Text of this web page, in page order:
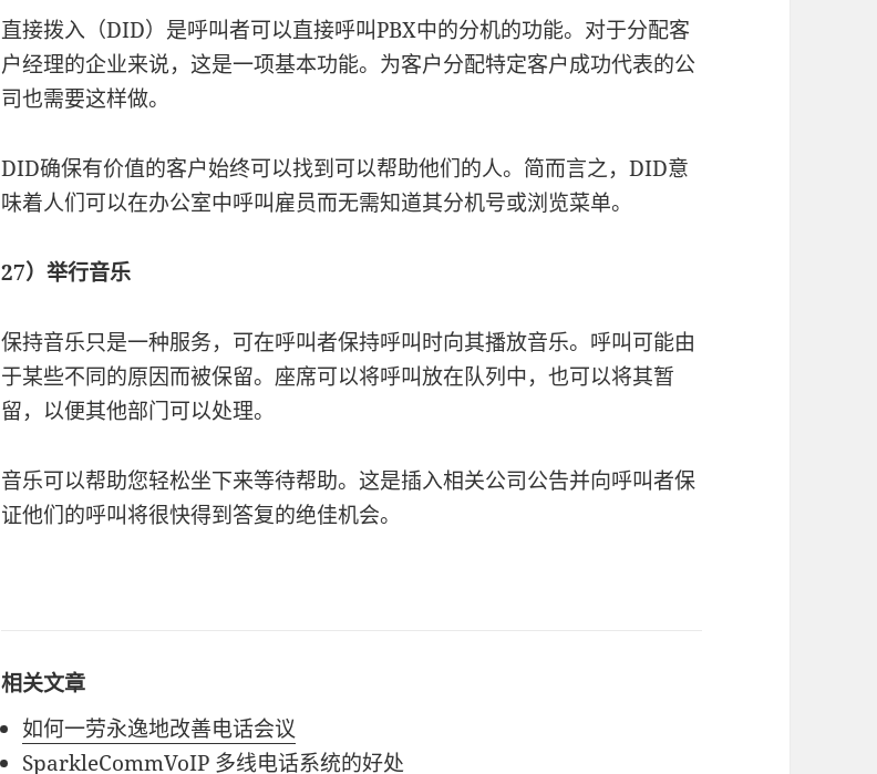
直接拨入（DID）是呼叫者可以直接呼叫PBX中的分机的功能。对于分配客
户经理的企业来说，这是一项基本功能。为客户分配特定客户成功代表的公
司也需要这样做。
DID确保有价值的客户始终可以找到可以帮助他们的人。简而言之，DID意
味着人们可以在办公室中呼叫雇员而无需知道其分机号或浏览菜单。
27）举行音乐
保持音乐只是一种服务，可在呼叫者保持呼叫时向其播放音乐。呼叫可能由
于某些不同的原因而被保留。座席可以将呼叫放在队列中，也可以将其暂
留，以便其他部门可以处理。
音乐可以帮助您轻松坐下来等待帮助。这是插入相关公司公告并向呼叫者保
证他们的呼叫将很快得到答复的绝佳机会。
相关文章
如何一劳永逸地改善电话会议
SparkleCommVoIP 多线电话系统的好处